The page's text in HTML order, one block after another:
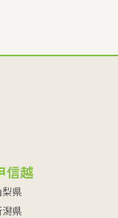
信越
梨県
潟県